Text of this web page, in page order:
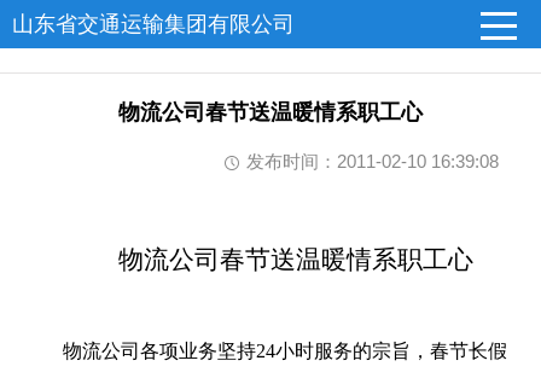
山东省交通运输集团有限公司
物流公司春节送温暖情系职工心
发布时间：2011-02-10 16:39:08
物流公司春节送温暖情系职工心
物流公司各项业务坚持24小时服务的宗旨，春节长假